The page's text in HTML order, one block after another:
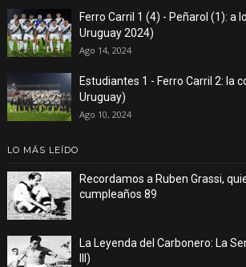
Ferro Carril 1 (4) - Peñarol (1): a
Uruguay 2024)
Ago 14, 2024
Estudiantes 1 - Ferro Carril 2: la
Uruguay)
Ago 10, 2024
LO MÁS LEÍDO
Recordamos a Ruben Grassi,
cumpleaños 89
La Leyenda del Carbonero: La
III)